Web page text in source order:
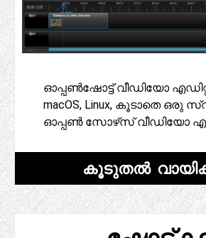
ഓപ്പൺഷോട്ട് വീഡിയോ
macOS, Linux, കൂടാതെ ഒരു
ഓപ്പൺ സോഴ്‌സ് വീഡിയോ
കൂടുതൽ